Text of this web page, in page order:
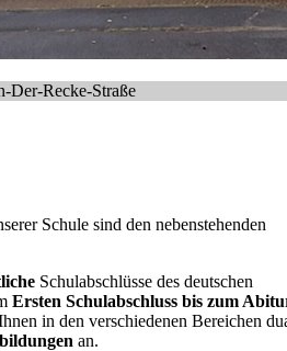
Der-Recke-Straße
Schule sind den nebenstehenden
Schulabschlüsse des deutschen
Ersten Schulabschluss bis zum
in den verschiedenen Bereichen
an.